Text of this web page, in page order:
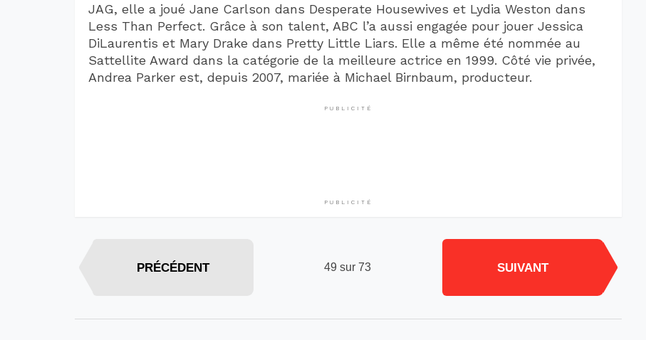
JAG, elle a joué Jane Carlson dans Desperate Housewives et Lydia Weston dans
Less Than Perfect. Grâce à son talent, ABC l’a aussi engagée pour jouer Jessica
DiLaurentis et Mary Drake dans Pretty Little Liars. Elle a même été nommée au
Sattellite Award dans la catégorie de la meilleure actrice en 1999. Côté vie privée,
Andrea Parker est, depuis 2007, mariée à Michael Birnbaum, producteur.
PUBLICITÉ
PUBLICITÉ
49 sur 73
PRÉCÉDENT SUIVANT